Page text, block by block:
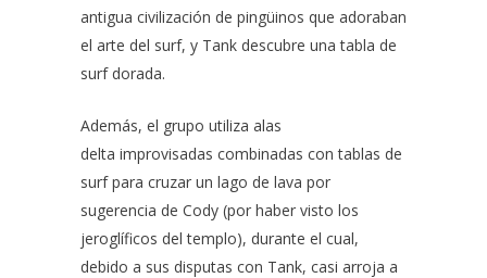
antigua civilización de pingüinos que adoraban
el arte del surf, y Tank descubre una tabla de
surf dorada.
Además, el grupo utiliza alas
delta improvisadas combinadas con tablas de
surf para cruzar un lago de lava por
sugerencia de Cody (por haber visto los
jeroglíficos del templo), durante el cual,
debido a sus disputas con Tank, casi arroja a